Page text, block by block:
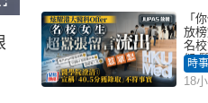
F
u
s
c
「
放
名
怒
「
實｜
時
18